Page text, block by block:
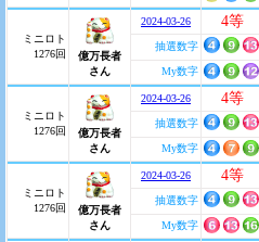
ミニロト
1276回
億万長者
さん
2024-03-26 4等
抽選数字
My数字
ミニロト
1276回
億万長者
さん
2024-03-26 4等
抽選数字
My数字
ミニロト
1276回
億万長者
さん
2024-03-26 4等
抽選数字
My数字